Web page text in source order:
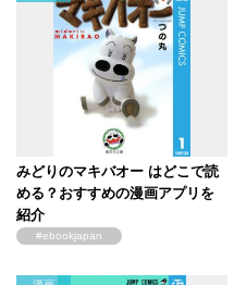
みどりのマキバオー はどこで読
める？おすすめの漫画アプリを
紹介
#ebookjapan